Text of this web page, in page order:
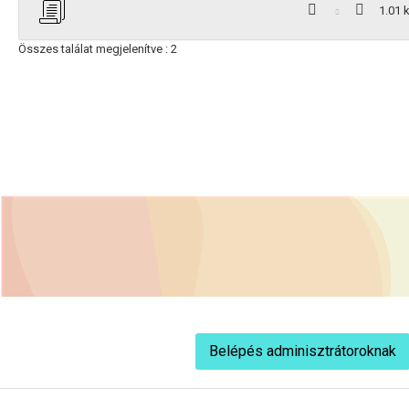
1.01 k
Összes találat megjelenítve : 2
Belépés adminisztrátoroknak